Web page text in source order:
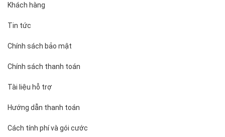
Khách hàng
Tin tức
Chính sách bảo mật
Chính sách thanh toán
Tài liệu hỗ trợ
Hướng dẫn thanh toán
Cách tính phí và gói cước